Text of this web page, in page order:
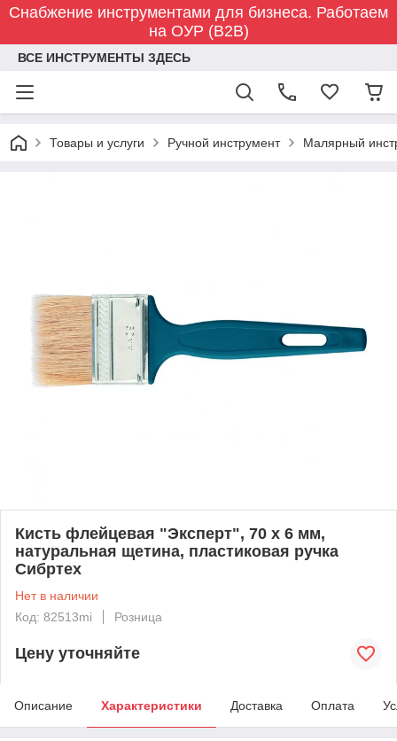
Снабжение инструментами для бизнеса. Работаем
на ОУР (B2B)
ВСЕ ИНСТРУМЕНТЫ ЗДЕСЬ
Товары и услуги Ручной инструмент Малярный
Кисть флейцевая "Эксперт", 70 х 6 мм,
натуральная щетина, пластиковая ручка
Сибртех
Нет в наличии
Код: 82513mi
Розница
Цену уточняйте
Описание Характеристики Доставка Оплата